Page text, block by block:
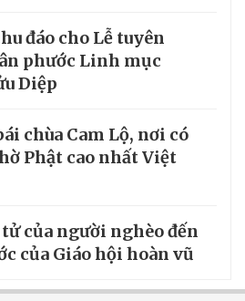
đáo cho Lễ tuyên
phước Linh mục
Diệp
chùa Cam Lộ, nơi có
Phật cao nhất Việt
của người nghèo đến
của Giáo hội hoàn vũ